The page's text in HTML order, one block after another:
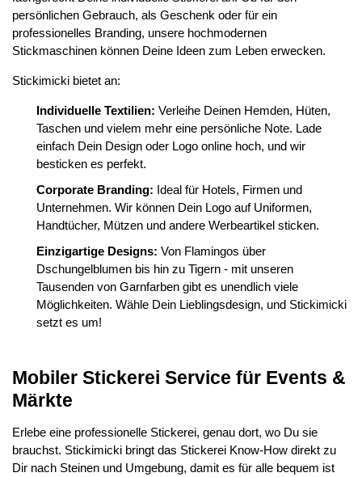
persönlichen Gebrauch, als Geschenk oder für ein
professionelles Branding, unsere hochmodernen
Stickmaschinen können Deine Ideen zum Leben erwecken.
Stickimicki bietet an:
Individuelle Textilien: Verleihe Deinen Hemden, Hüten,
Taschen und vielem mehr eine persönliche Note. Lade
einfach Dein Design oder Logo online hoch, und wir
besticken es perfekt.
Corporate Branding: Ideal für Hotels, Firmen und
Unternehmen. Wir können Dein Logo auf Uniformen,
Handtücher, Mützen und andere Werbeartikel sticken.
Einzigartige Designs: Von Flamingos über
Dschungelblumen bis hin zu Tigern - mit unseren
Tausenden von Garnfarben gibt es unendlich viele
Möglichkeiten. Wähle Dein Lieblingsdesign, und Stickimicki
setzt es um!
Mobiler Stickerei Service für Events &
Märkte
Erlebe eine professionelle Stickerei, genau dort, wo Du sie
brauchst. Stickimicki bringt das Stickerei Know-How direkt zu
Dir nach Steinen und Umgebung, damit es für alle bequem ist